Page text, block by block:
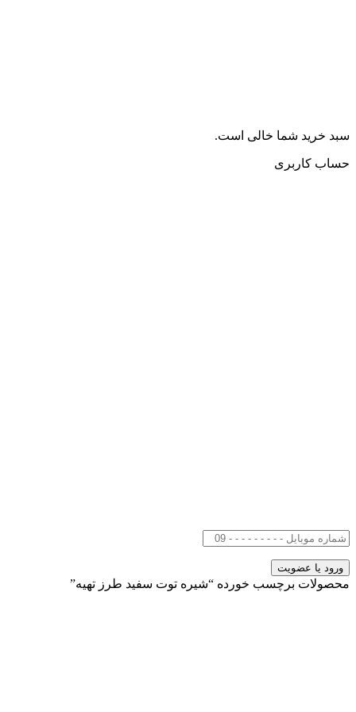
سبد خرید شما خالی است.
حساب کاربری
محصولات برچسب خورده “شیره توت سفید طرز تهیه”